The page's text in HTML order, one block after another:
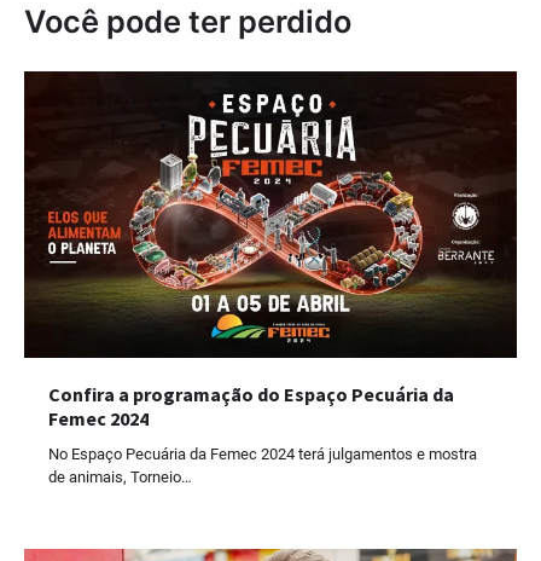
Você pode ter perdido
Confira a programação do Espaço Pecuária da
Femec 2024
No Espaço Pecuária da Femec 2024 terá julgamentos e mostra
de animais, Torneio…